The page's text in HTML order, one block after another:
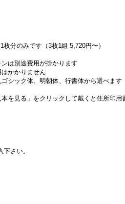
分のみです（3枚1組 5,720円〜）
は別途費用が掛かります
かかりません
シック体、明朝体、行書体から選べます
を見る」をクリックして戴くと住所印用
さい。